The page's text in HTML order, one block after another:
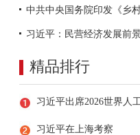
精品排行
习近平在上海考察